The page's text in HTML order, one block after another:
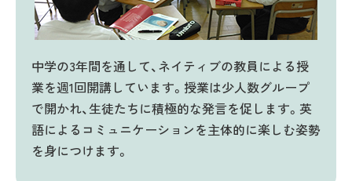
中学の3年間を通して、ネイティブの教員による授
業を週1回開講しています。授業は少人数グループ
で開かれ、生徒たちに積極的な発言を促します。英
語によるコミュニケーションを主体的に楽しむ姿勢
を身につけます。